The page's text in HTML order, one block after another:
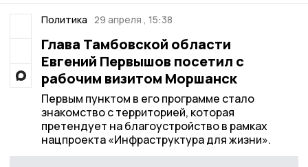
Политика 29 апреля , 15:38
Глава Тамбовской области
Евгений Первышов посетил с
рабочим визитом Моршанск
Первым пунктом в его программе стало
знакомство с территорией, которая
претендует на благоустройство в рамках
нацпроекта «Инфраструктура для жизни».